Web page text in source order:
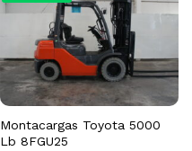
Montacargas Toyota 5000
Lb 8FGU25